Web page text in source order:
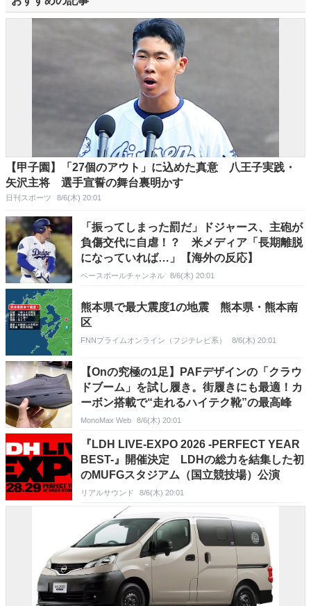
【甲子園】「27個のアウト」に込めた真意 八王子実践・
矢沢主将 選手宣誓の舞台裏明かす
日刊スポーツ 8/6(木) 20:01
「振ってしまった罰だ」ドジャース、主砲が
負傷交代に自虐！？ 米メディア「長期離脱
になっていれば…」【海外の反応】
ベースボールチャンネル 8/6(木) 20:01
熊本県で最大震度1の地震 熊本県・熊本南
区
FNNプライムオンライン（フジテレビ系） 8/6(木) 20:01
【Onの究極の1足】PAFデザインの「クラウ
ドブーム」を試し履き。街履きにも最適！カ
ーボン搭載で“走れるハイテク靴”の最高峰
MonoMax Web 8/6(木) 20:01
『LDH LIVE-EXPO 2026 -PERFECT YEAR
BEST-』開催決定 LDHの総力を結集した初
のMUFGスタジアム（国立競技場）公演
リアルサウンド 8/6(木) 20:01